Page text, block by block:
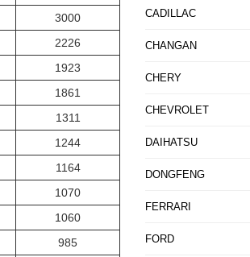
3000
2226
1923
1861
1311
1244
1164
1070
1060
985
CADILLAC
CHANGAN
CHERY
CHEVROLET
DAIHATSU
DONGFENG
FERRARI
FORD